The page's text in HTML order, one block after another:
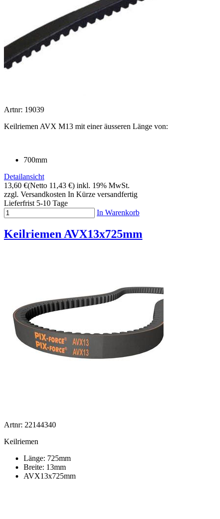
Artnr: 19039
Keilriemen AVX M13 mit einer äusseren Länge von:
700mm
Detailansicht
13,60 €(Netto 11,43 €) inkl. 19% MwSt.
zzgl. Versandkosten In Kürze versandfertig
Lieferfrist 5-10 Tage
In Warenkorb
Keilriemen AVX13x725mm
Artnr: 22144340
Keilriemen
Länge: 725mm
Breite: 13mm
AVX13x725mm